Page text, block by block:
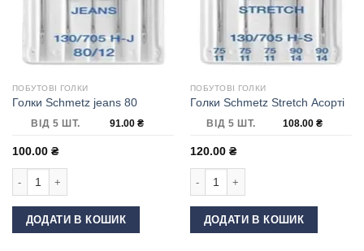
ПОБУТОВІ ГОЛКИ
Голки Schmetz jeans 80
ВІД 5 ШТ. 91.00 ₴
100.00 ₴
ДОДАТИ В КОШИК
ПОБУТОВІ ГОЛКИ
Голки Schmetz Stretch Асорті
ВІД 5 ШТ. 108.00 ₴
120.00 ₴
ДОДАТИ В КОШИК